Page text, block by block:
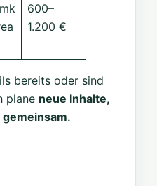
600–
1.200 €
bereits oder sind
plane neue Inhalte,
gemeinsam.